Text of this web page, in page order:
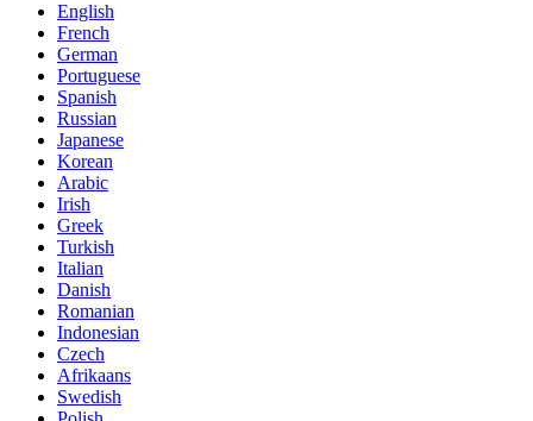
English
French
German
Portuguese
Spanish
Russian
Japanese
Korean
Arabic
Irish
Greek
Turkish
Italian
Danish
Romanian
Indonesian
Czech
Afrikaans
Swedish